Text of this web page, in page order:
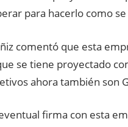
para hacerlo como
comentó que esta
se tiene proyectado
ahora también son
firma con esta